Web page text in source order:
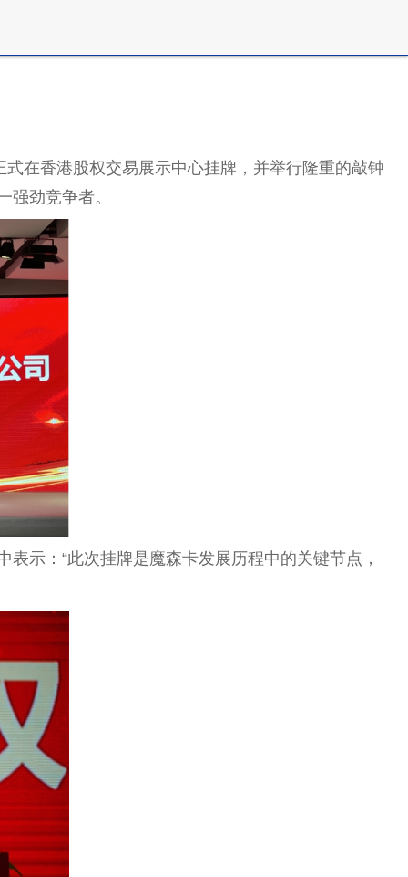
在香港股权交易展示中心挂牌，并举行隆重的敲钟
劲竞争者。
示：“此次挂牌是魔森卡发展历程中的关键节点，